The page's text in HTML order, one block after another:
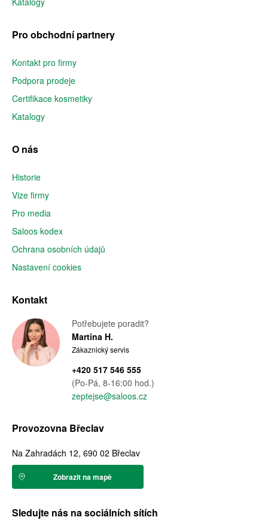
Pro obchodní partnery
Kontakt pro firmy
Podpora prodeje
Certifikace kosmetiky
Katalogy
O nás
Historie
Vize firmy
Pro media
Saloos kodex
Ochrana osobních údajů
Nastavení cookies
Kontakt
Potřebujete poradit?
Martina H.
Zákaznický servis
+420 517 546 555
(Po-Pá, 8-16:00 hod.)
zeptejse@saloos.cz
Provozovna Břeclav
Na Zahradách 12, 690 02 Břeclav
Zobrazit na mapě
Sledujte nás na sociálních sítích